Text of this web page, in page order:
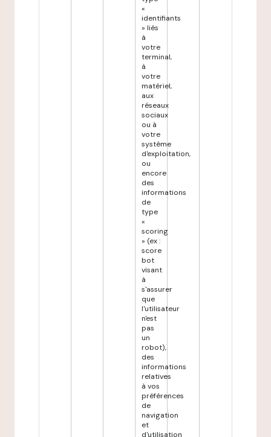
«
identifiants
» liés
à
votre
terminal,
à
votre
matériel,
aux
réseaux
sociaux
ou à
votre
système
d'exploitation,
ou
encore
des
informations
de
type
«
scoring
» (ex :
score
bot
visant
à
s'assurer
que
l'utilisateur
n'est
pas
un
robot),
des
informations
relatives
à vos
préférences
de
navigation
et
d'utilisation